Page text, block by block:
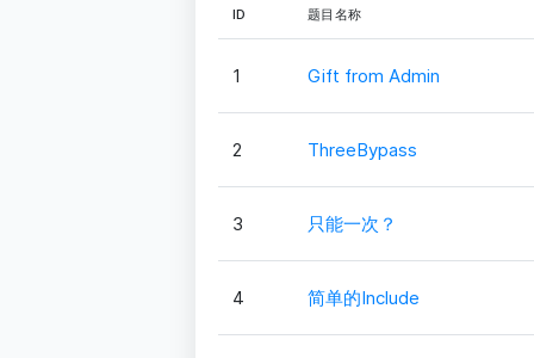
ID 题目名称
1 Gift from Admin
2 ThreeBypass
3 只能一次？
4 简单的Include